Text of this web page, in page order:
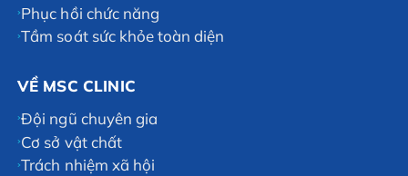
Phục hồi chức năng
Tầm soát sức khỏe toàn diện
VỀ MSC CLINIC
Đội ngũ chuyên gia
Cơ sở vật chất
Trách nhiệm xã hội